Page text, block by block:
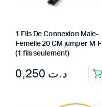
1 Fils De Connexion Male-
Femelle 20 CM jumper M-F
(1 fils seulement)
د.ت